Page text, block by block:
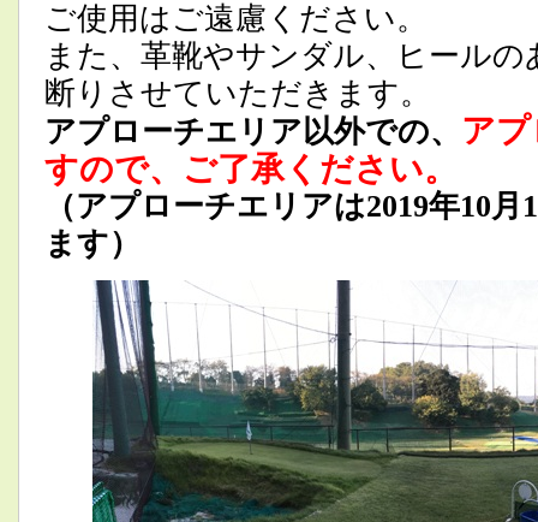
ご使用はご遠慮ください。
また、革靴やサンダル、ヒール
断りさせていただきます。
アプローチエリア以外での、 ア
すので、ご了承ください。
（アプローチエリアは2019年10
ます）